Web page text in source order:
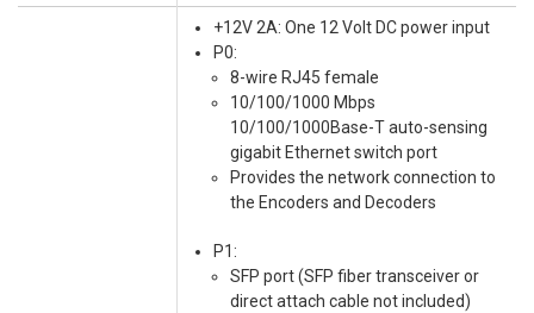
+12V 2A: One 12 Volt DC power input
P0:
8-wire RJ45 female
10/100/1000 Mbps
10/100/1000Base-T auto-sensing
gigabit Ethernet switch port
Provides the network connection to
the Encoders and Decoders
P1:
SFP port (SFP fiber transceiver or
direct attach cable not included)